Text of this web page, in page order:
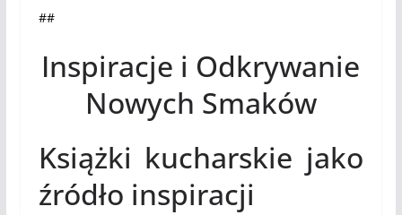
##
Inspiracje i Odkrywanie
Nowych Smaków
Książki kucharskie jako
źródło inspiracji